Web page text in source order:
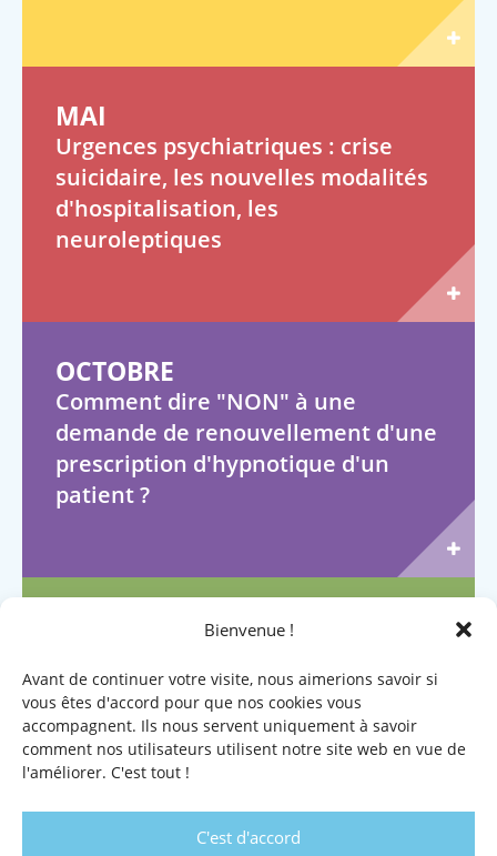
Bienvenue !
Avant de continuer votre visite, nous aimerions savoir si
vous êtes d'accord pour que nos cookies vous
accompagnent. Ils nous servent uniquement à savoir
comment nos utilisateurs utilisent notre site web en vue de
l'améliorer. C'est tout !
C'est d'accord
MAI
Urgences psychiatriques : crise
suicidaire, les nouvelles modalités
d'hospitalisation, les
neuroleptiques
OCTOBRE
Comment dire "NON" à une
demande de renouvellement d'une
prescription d'hypnotique d'un
patient ?
prescriptions d'examens
biologiques